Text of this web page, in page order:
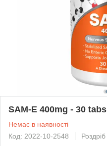
SAM-E 400mg - 30 tabs
Немає в наявності
Код: 2022-10-2548
Роздріб